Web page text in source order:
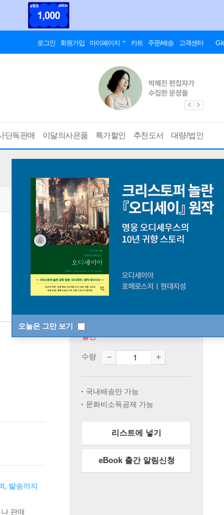
로그인 회원가입 마이페이지 카트 주문/배송 고객센터
단독판매 이달의사은품 특가할인 추천도서 대량/법인
오늘은 그만 보기
, 발송까지
판매
절판
수량
국내배송만 가능
문화비소득공제 가능
리스트에 넣기
eBook 출간 알림신청